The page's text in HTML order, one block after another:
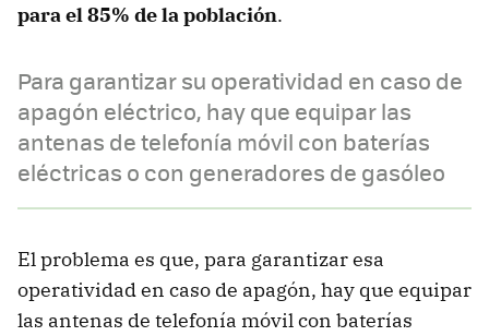
para el 85% de la población.
Para garantizar su operatividad en caso de
apagón eléctrico, hay que equipar las
antenas de telefonía móvil con baterías
eléctricas o con generadores de gasóleo
El problema es que, para garantizar esa
operatividad en caso de apagón, hay que equipar
las antenas de telefonía móvil con baterías